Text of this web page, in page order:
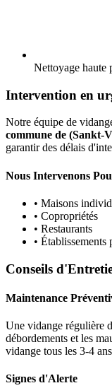
Nettoyage haute
Intervention en
Notre équipe de
commune de (Sankt-
garantir des délais
Nous Intervenons
• Maisons
• Copropriétés
• Restaurants
• Établissements
Conseils
Maintenance
Une vidange régulière
débordements et les
vidange tous les 3-4
Signes d'Alerte